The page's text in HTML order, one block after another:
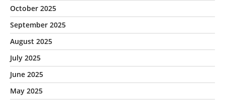
October 2025
September 2025
August 2025
July 2025
June 2025
May 2025